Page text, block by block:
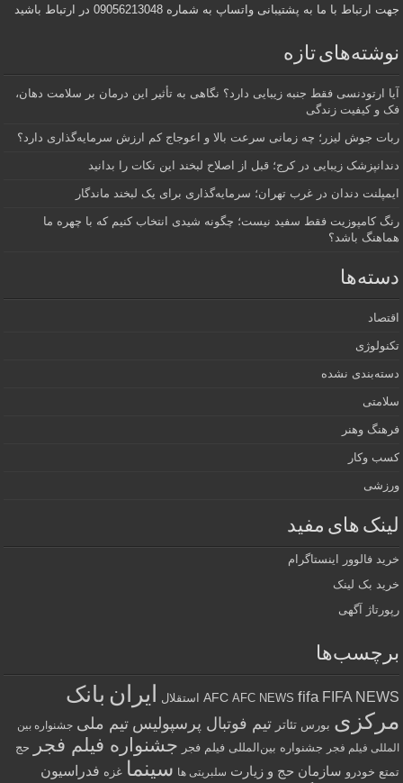
جهت ارتباط با ما به پشتیبانی واتساپ به شماره 09056213048 در ارتباط باشید
نوشته‌های تازه
آیا ارتودنسی فقط جنبه زیبایی دارد؟ نگاهی به تأثیر این درمان بر سلامت دهان،
فک و کیفیت زندگی
ربات جوش لیزر؛ چه زمانی سرعت بالا و اعوجاج کم ارزش سرمایه‌گذاری دارد؟
دندانپزشک زیبایی در کرج؛ قبل از اصلاح لبخند این نکات را بدانید
ایمپلنت دندان در غرب تهران؛ سرمایه‌گذاری برای یک لبخند ماندگار
رنگ کامپوزیت فقط سفید نیست؛ چگونه شیدی انتخاب کنیم که با چهره ما
هماهنگ باشد؟
دسته‌ها
اقتصاد
تکنولوژی
دسته‌بندی نشده
سلامتی
فرهنگ وهنر
کسب وکار
ورزشی
لینک های مفید
خرید فالوور اینستاگرام
خرید بک لینک
رپورتاژ آگهی
برچسب‌ها
AFC AFC NEWS fifa FIFA NEWS استقلال ایران بانک
مرکزی بورس تئاتر تیم فوتبال پرسپولیس تیم ملی جشنواره بین
المللی فیلم فجر جشنواره بین‌المللی فیلم فجر جشنواره فیلم فجر
حج
تمتع خودرو سازمان حج و زیارت سلبریتی ها سینما غزه فدراسیون